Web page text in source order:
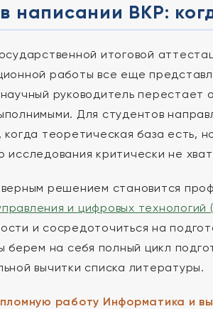
написании ВКР:
итоговой
работы все еще
руководитель перестает
Для студентов
теоретическая база есть,
исследования критически не
решением становится
и цифровых технологий
и сосредоточиться на
берем на себя полный цикл
вычитки списка литературы.
работу Информатика и